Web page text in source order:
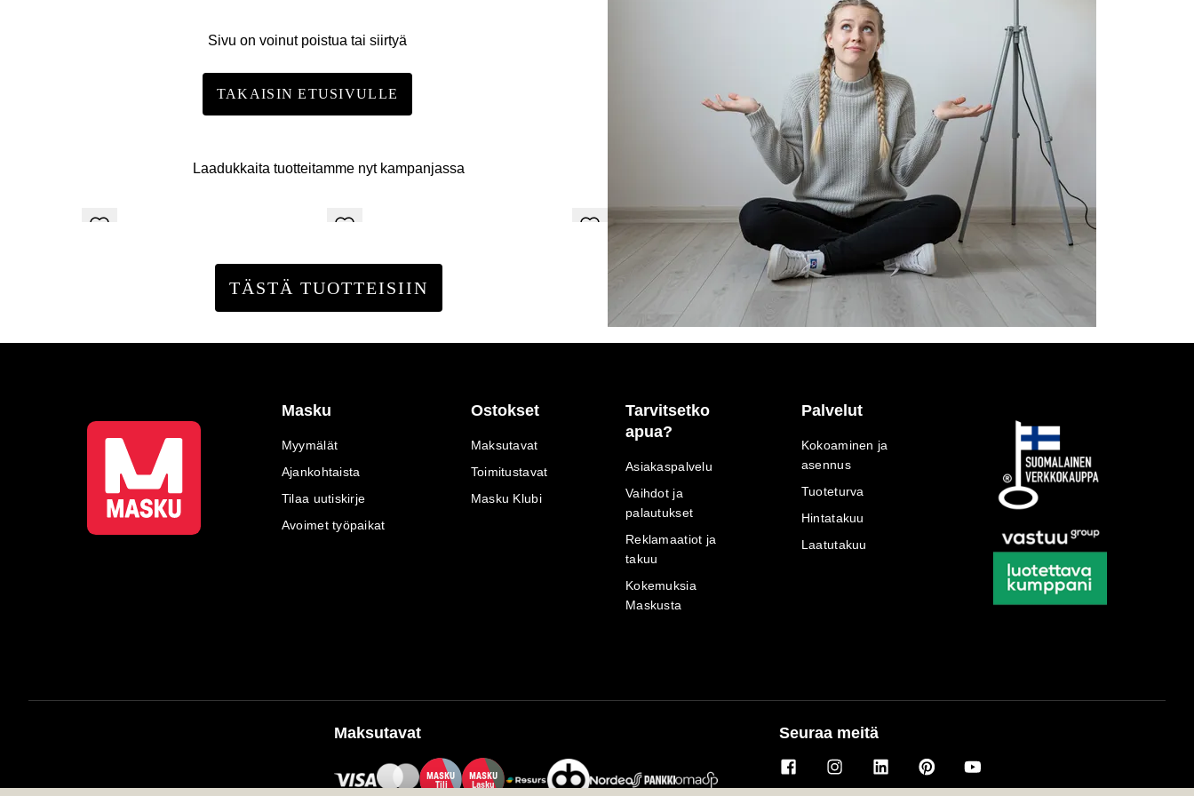
Sivu on voinut poistua tai siirtyä
TAKAISIN ETUSIVULLE
Laadukkaita tuotteitamme nyt kampanjassa
TÄSTÄ TUOTTEISIIN
Masku
Myymälät
Ajankohtaista
Tilaa uutiskirje
Avoimet työpaikat
Ostokset
Maksutavat
Toimitustavat
Masku Klubi
Tarvitsetko
apua?
Asiakaspalvelu
Vaihdot ja
palautukset
Reklamaatiot ja
takuu
Kokemuksia
Maskusta
Palvelut
Kokoaminen ja
asennus
Tuoteturva
Hintatakuu
Laatutakuu
Maksutavat
MASKU
Tili
MASKU
Lasku
Seuraa meitä